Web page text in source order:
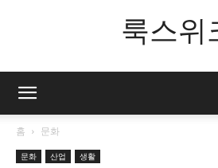
룩스위
홈 문화
문화 산업 생활